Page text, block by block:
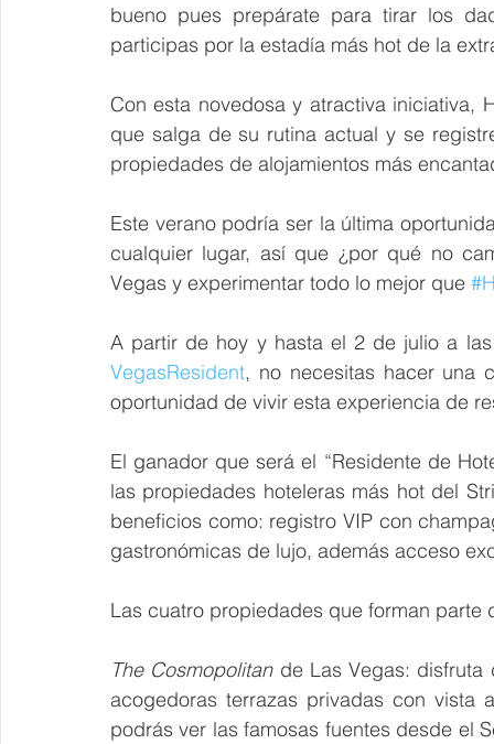
bueno pues prepárate para tirar los
participas por la estadía más hot de la
Con esta novedosa y atractiva iniciativa,
que salga de su rutina actual y se
propiedades de alojamientos más
Este verano podría ser la última
cualquier lugar, así que ¿por qué no
Vegas y experimentar todo lo mejor que
VegasResident, no necesitas hacer una
oportunidad de vivir esta experiencia de
El ganador que será el “Residente de
las propiedades hoteleras más hot del
beneficios como: registro VIP con
gastronómicas de lujo, además acceso
Las cuatro propiedades que forman
The Cosmopolitan de Las Vegas: disfruta
acogedoras terrazas privadas con vista
podrás ver las famosas fuentes desde el